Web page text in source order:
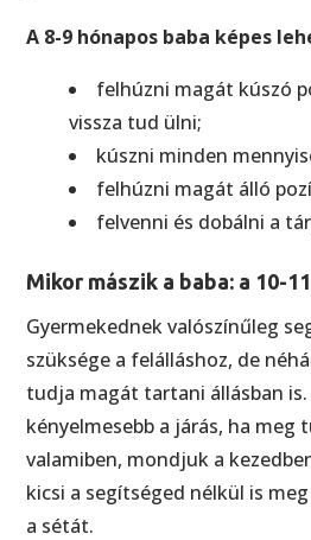
A 8-9 hónapos baba képes
felhúzni magát kúszó
vissza tud ülni;
kúszni minden
felhúzni magát álló
felvenni és dobálni a
Mikor mászik a baba: a 10-
Gyermekednek valószínűleg
szüksége a felálláshoz, de
tudja magát tartani állásban is.
kényelmesebb a járás, ha meg
valamiben, mondjuk a
kicsi a segítséged nélkül is
a sétát.